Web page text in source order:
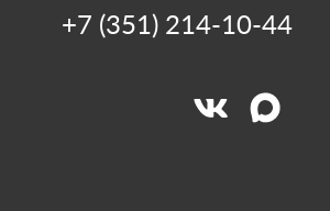
+7 (351) 214-10-44